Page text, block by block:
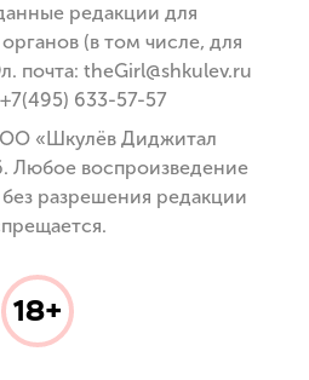
редакции для
(в том числе, для
почта: theGirl@shkulev.ru
633-57-57
«Шкулёв Диджитал
Любое воспроизведение
разрешения редакции
18+